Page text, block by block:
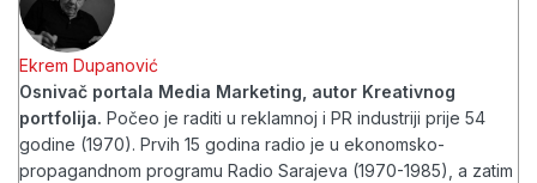
Ekrem Dupanović
Osnivač portala Media Marketing, autor Kreativnog
portfolija. Počeo je raditi u reklamnoj i PR industriji prije 54
godine (1970). Prvih 15 godina radio je u ekonomsko-
propagandnom programu Radio Sarajeva (1970-1985), a zatim